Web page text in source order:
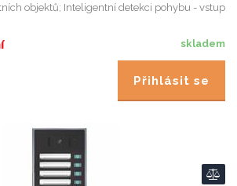
objektů; Inteligentní detekci pohybu - vstup
skladem
Přihlásit se